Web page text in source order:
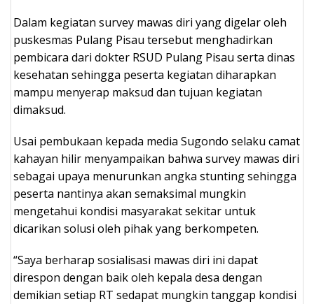
Dalam kegiatan survey mawas diri yang digelar oleh
puskesmas Pulang Pisau tersebut menghadirkan
pembicara dari dokter RSUD Pulang Pisau serta dinas
kesehatan sehingga peserta kegiatan diharapkan
mampu menyerap maksud dan tujuan kegiatan
dimaksud.
Usai pembukaan kepada media Sugondo selaku camat
kahayan hilir menyampaikan bahwa survey mawas diri
sebagai upaya menurunkan angka stunting sehingga
peserta nantinya akan semaksimal mungkin
mengetahui kondisi masyarakat sekitar untuk
dicarikan solusi oleh pihak yang berkompeten.
“Saya berharap sosialisasi mawas diri ini dapat
direspon dengan baik oleh kepala desa dengan
demikian setiap RT sedapat mungkin tanggap kondisi